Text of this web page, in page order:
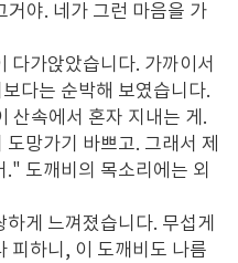
야. 네가 그런 마음을 가
다가앉았습니다. 가까이서
다는 순박해 보였습니다.
산속에서 혼자 지내는 게.
망가기 바쁘고. 그래서 제
도깨비의 목소리에는 외
게 느껴졌습니다. 무섭게
피하니, 이 도깨비도 나름